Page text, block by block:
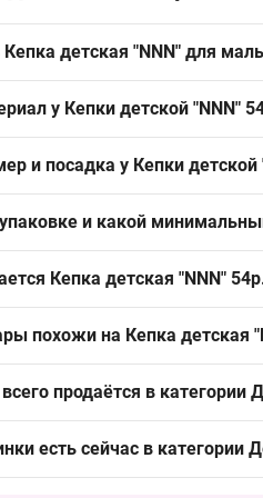
Кепка детская "NNN" для
быстрый оборот и стабильный
у Кепки детской "NNN"
вид при выкладке.
и посадка у Кепки детской
продажи за счёт понятной
и какой
и обеспечивает
Кепка детская "NNN"
закрывает базовый спрос на
похожи на Кепка детская
"NewY" хлопок +сетка для
продаётся в категории
есть сейчас в категории